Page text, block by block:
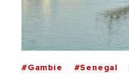
#Gambie #Senegal